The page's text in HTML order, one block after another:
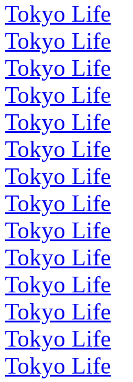
Tokyo Life
Tokyo Life
Tokyo Life
Tokyo Life
Tokyo Life
Tokyo Life
Tokyo Life
Tokyo Life
Tokyo Life
Tokyo Life
Tokyo Life
Tokyo Life
Tokyo Life
Tokyo Life